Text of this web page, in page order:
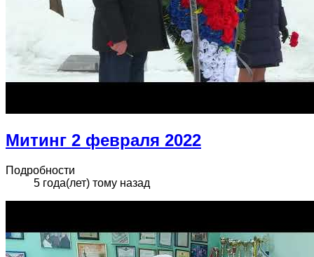
Митинг 2 февраля 2022
Подробности
5 года(лет) тому назад